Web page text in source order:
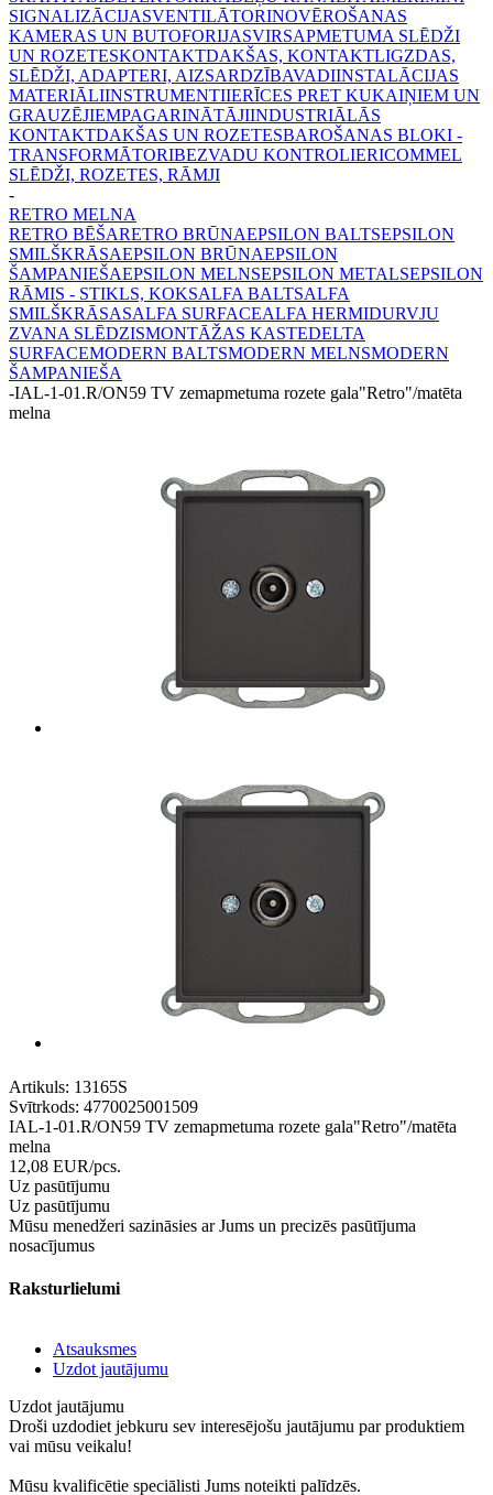
SIGNALIZĀCIJASVENTILĀTORINOVĒROŠANAS
KAMERAS UN BUTOFORIJASVIRSAPMETUMA SLĒDŽI
UN ROZETESKONTAKTDAKŠAS, KONTAKTLIGZDAS,
SLĒDŽI, ADAPTERI, AIZSARDZĪBAVADIINSTALĀCIJAS
MATERIĀLIINSTRUMENTIIERĪCES PRET KUKAIŅIEM UN
GRAUZĒJIEMPAGARINĀTĀJIINDUSTRIĀLĀS
KONTAKTDAKŠAS UN ROZETESBAROŠANAS BLOKI -
TRANSFORMĀTORIBEZVADU KONTROLIERICOMMEL
SLĒDŽI, ROZETES, RĀMJI
-
RETRO MELNA
RETRO BĒŠARETRO BRŪNAEPSILON BALTSEPSILON
SMILŠKRĀSAEPSILON BRŪNAEPSILON
ŠAMPANIEŠAEPSILON MELNSEPSILON METALSEPSILON
RĀMIS - STIKLS, KOKSALFA BALTSALFA
SMILŠKRĀSASALFA SURFACEALFA HERMIDURVJU
ZVANA SLĒDZISMONTĀŽAS KASTEDELTA
SURFACEMODERN BALTSMODERN MELNSMODERN
ŠAMPANIEŠA
-IAL-1-01.R/ON59 TV zemapmetuma rozete gala"Retro"/matēta
melna
Artikuls: 13165S
Svītrkods: 4770025001509
IAL-1-01.R/ON59 TV zemapmetuma rozete gala"Retro"/matēta
melna
12,08 EUR/pcs.
Uz pasūtījumu
Uz pasūtījumu
Mūsu menedžeri sazināsies ar Jums un precizēs pasūtījuma
nosacījumus
Raksturlielumi
Atsauksmes
Uzdot jautājumu
Uzdot jautājumu
Droši uzdodiet jebkuru sev interesējošu jautājumu par produktiem
vai mūsu veikalu!
Mūsu kvalificētie speciālisti Jums noteikti palīdzēs.